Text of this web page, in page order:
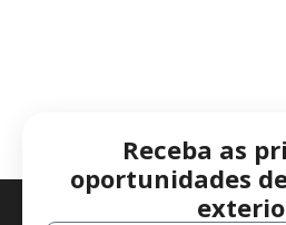
Receba as
oportunidades